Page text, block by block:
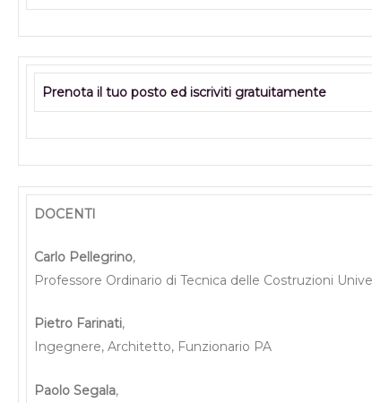
Prenota il tuo posto ed iscriviti gratuitamente
DOCENTI
Carlo Pellegrino,
Professore Ordinario di Tecnica delle Costruzioni
Pietro Farinati,
Ingegnere, Architetto, Funzionario PA
Paolo Segala,